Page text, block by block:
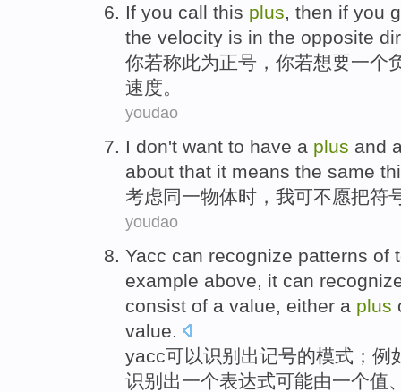
If you call this plus, then if you
the velocity is in the opposite
你若称此为正号 ，你若想要一个
速度。
youdao
I don't want to have a plus and
about that it means the same
考虑同一物体时， 我可不愿把符
youdao
Yacc can recognize patterns of
example above it can
consist of a value either a plus
value.
yacc可以识别 出记号的模式 ； 例
识别出一个表达式可能由一个值